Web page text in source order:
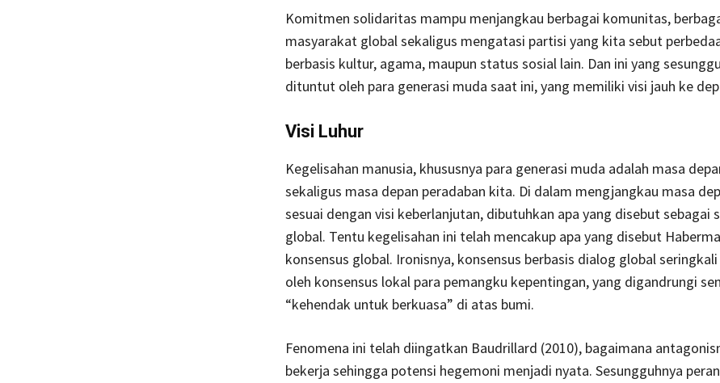
Komitmen solidaritas mampu menjangkau berbagai komunitas,
masyarakat global sekaligus mengatasi partisi yang kita sebut
berbasis kultur, agama, maupun status sosial lain. Dan ini yang
dituntut oleh para generasi muda saat ini, yang memiliki visi jauh ke
Visi Luhur
Kegelisahan manusia, khususnya para generasi muda adalah masa
sekaligus masa depan peradaban kita. Di dalam mengjangkau masa
sesuai dengan visi keberlanjutan, dibutuhkan apa yang disebut sebagai
global. Tentu kegelisahan ini telah mencakup apa yang disebut
konsensus global. Ironisnya, konsensus berbasis dialog global
oleh konsensus lokal para pemangku kepentingan, yang digandrungi
“kehendak untuk berkuasa” di atas bumi.
Fenomena ini telah diingatkan Baudrillard (2010), bagaimana
bekerja sehingga potensi hegemoni menjadi nyata. Sesungguhnya peran